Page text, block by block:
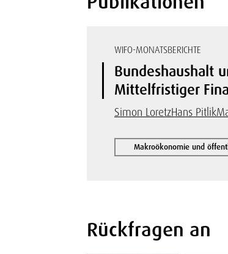
WIFO-MONATSBERICHTE
Bundeshaushalt
Mittelfristiger
Simon LoretzHans Pitlik
Makroökonomie und
Rückfragen an